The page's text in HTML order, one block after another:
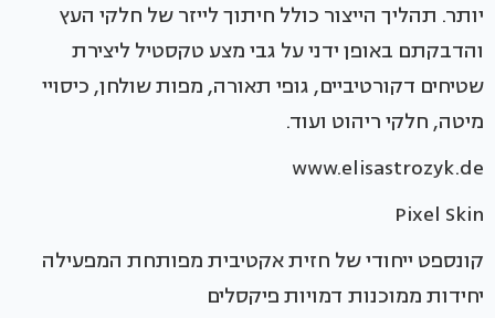
יותר. תהליך הייצור כולל חיתוך לייזר של חלקי העץ
והדבקתם באופן ידני על גבי מצע טקסטיל ליצירת
שטיחים דקורטיביים, גופי תאורה, מפות שולחן, כיסויי
מיטה, חלקי ריהוט ועוד.
www.elisastrozyk.de
Pixel Skin
קונספט ייחודי של חזית אקטיבית מפותחת המפעילה
יחידות ממוכנות דמויות פיקסלים